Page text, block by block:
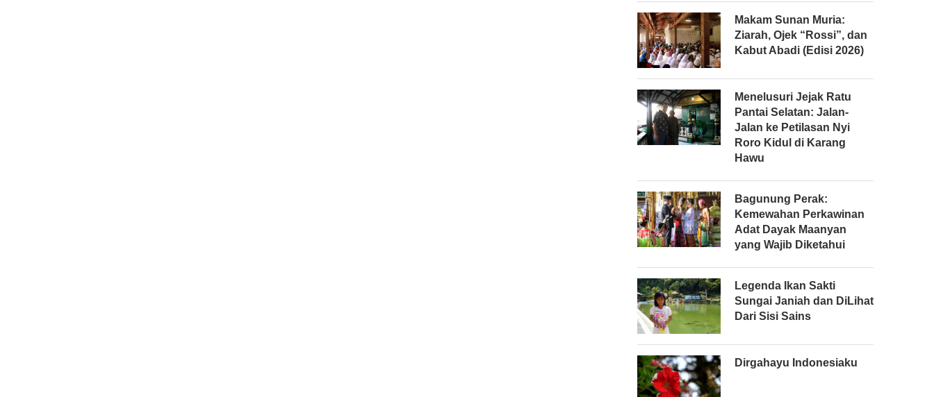
Makam Sunan Muria:
Ziarah, Ojek “Rossi”, dan
Kabut Abadi (Edisi 2026)
Menelusuri Jejak Ratu
Pantai Selatan: Jalan-
Jalan ke Petilasan Nyi
Roro Kidul di Karang
Hawu
Bagunung Perak:
Kemewahan Perkawinan
Adat Dayak Maanyan
yang Wajib Diketahui
Legenda Ikan Sakti
Sungai Janiah dan DiLihat
Dari Sisi Sains
Dirgahayu Indonesiaku